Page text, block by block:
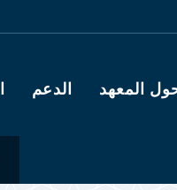
المعهد الدعم